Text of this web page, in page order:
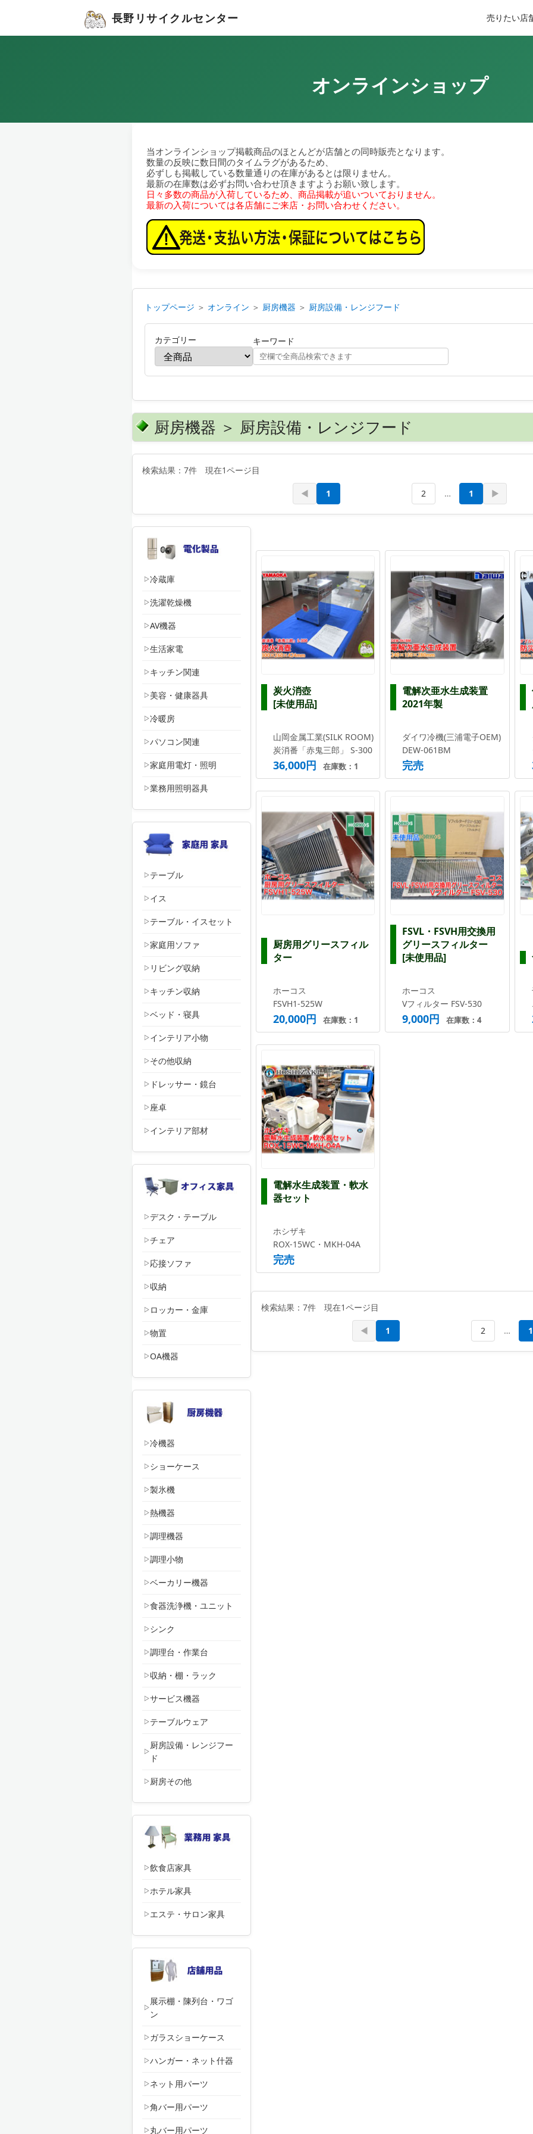
長野リサイクルセンター 売りたい店
オンラインショップ
当オンラインショップ掲載商品のほとんどが店舗との同時販売となります。
数量の反映に数日間のタイムラグがあるため、
必ずしも掲載している数量通りの在庫があるとは限りません。
最新の在庫数は必ずお問い合わせ頂きますようお願い致します。
日々多数の商品が入荷しているため、商品掲載が追いついておりません。
最新の入荷については各店舗にご来店・お問い合わせください。
トップページ ＞ オンライン ＞ 厨房機器 ＞ 厨房設備・レンジフード
カテゴリー キーワード
厨房機器 ＞ 厨房設備・レンジフード
検索結果：7件 現在1ページ目
◀ 1 2 … 1 ▶
冷蔵庫
洗濯乾燥機
AV機器
生活家電
キッチン関連
美容・健康器具
冷暖房
パソコン関連
家庭用電灯・照明
業務用照明器具
テーブル
イス
テーブル・イスセット
家庭用ソファ
リビング収納
キッチン収納
ベッド・寝具
インテリア小物
その他収納
ドレッサー・鏡台
座卓
インテリア部材
デスク・テーブル
チェア
応接ソファ
収納
ロッカー・金庫
物置
OA機器
冷機器
ショーケース
製氷機
熱機器
調理機器
調理小物
ベーカリー機器
食器洗浄機・ユニット
シンク
調理台・作業台
収納・棚・ラック
サービス機器
テーブルウェア
厨房設備・レンジフー
ド
厨房その他
飲食店家具
ホテル家具
エステ・サロン家具
展示棚・陳列台・ワゴ
ン
ガラスショーケース
ハンガー・ネット什器
ネット用パーツ
角バー用パーツ
丸バー用パーツ
炭火消壺
[未使用品]
山岡金属工業(SILK ROOM)
炭消番「赤鬼三郎」 S-300
36,000円 在庫数：1
電解次亜水生成装置
2021年製
ダイワ冷機(三浦電子OEM)
DEW-061BM
完売
厨房用グリースフィル
ター
ホーコス
FSVH1-525W
20,000円 在庫数：1
FSVL・FSVH用交換用
グリースフィルター
[未使用品]
ホーコス
Vフィルター FSV-530
9,000円 在庫数：4
電解水生成装置・軟水
器セット
ホシザキ
ROX-15WC・MKH-04A
完売
検索結果：7件 現在1ページ目
◀ 1 2 … 1